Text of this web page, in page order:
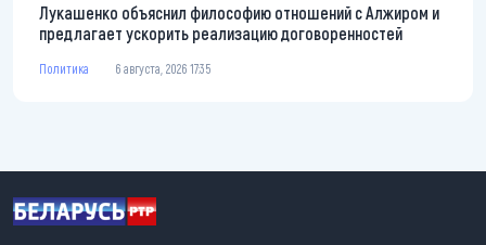
Лукашенко объяснил философию отношений с Алжиром и
предлагает ускорить реализацию договоренностей
Политика 6 августа, 2026 17:35